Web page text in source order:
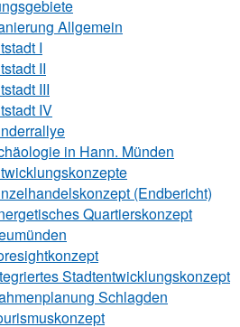
All‍ge‍mein
I
II
III
IV
in Hann. Münden
(Endbericht)
Quartierskonzept
Stadtentwicklungskonzept
Schlagden